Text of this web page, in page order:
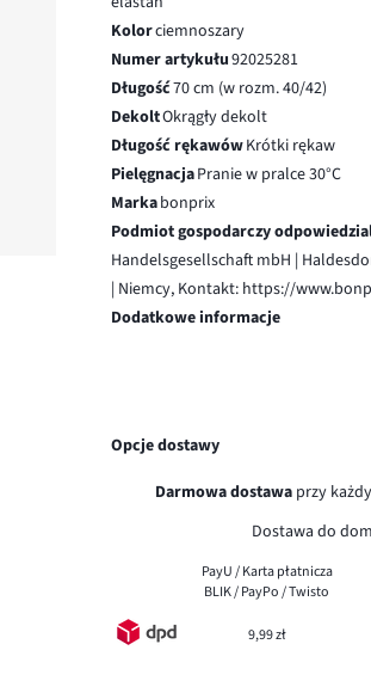
Kolorciemnoszary
Numer artykułu92025281
Długość70 cm (w rozm. 40/42)
DekoltOkrągły dekolt
Długość rękawówKrótki rękaw
PielęgnacjaPranie w pralce 30°C
Markabonprix
Podmiot gospodarczy
Handelsgesellschaft mbH |
| Niemcy, Kontakt: https://
Dodatkowe informacje
Opcje dostawy
Darmowa dostawaprzy
Dostawa do
PayU / Karta płatnicza
BLIK / PayPo / Twisto
9,99 zł